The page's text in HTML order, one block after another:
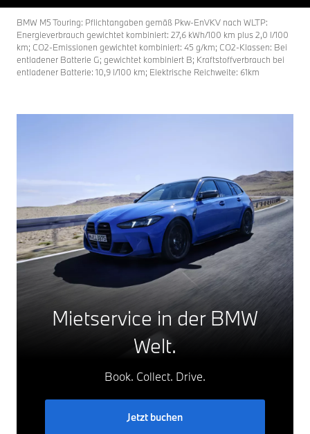
BMW M5 Touring: Pflichtangaben gemäß Pkw-EnVKV nach WLTP:
Energieverbrauch gewichtet kombiniert: 27,6 kWh/100 km plus 2,0 l/100
km; CO2-Emissionen gewichtet kombiniert: 45 g/km; CO2-Klassen: Bei
entladener Batterie G; gewichtet kombiniert B; Kraftstoffverbrauch bei
entladener Batterie: 10,9 l/100 km; Elektrische Reichweite: 61km
Mietservice in der BMW
Welt.
Book. Collect. Drive.
Jetzt buchen